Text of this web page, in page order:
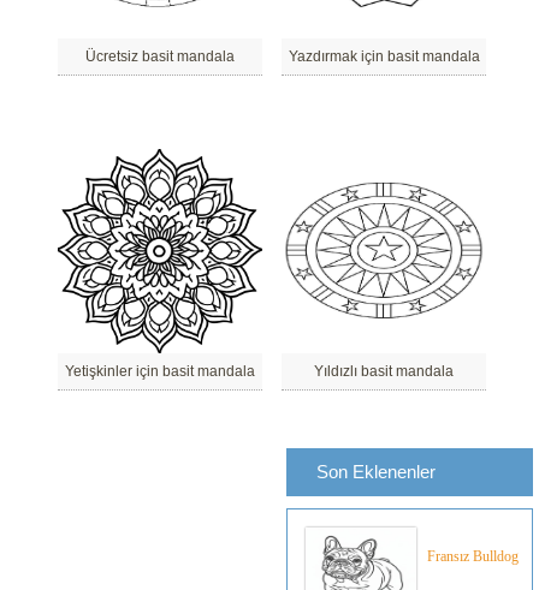
Ücretsiz basit mandala Yazdırmak için basit mandala
Yetişkinler için basit mandala Yıldızlı basit mandala
Son Eklenenler
Fransız Bulldog